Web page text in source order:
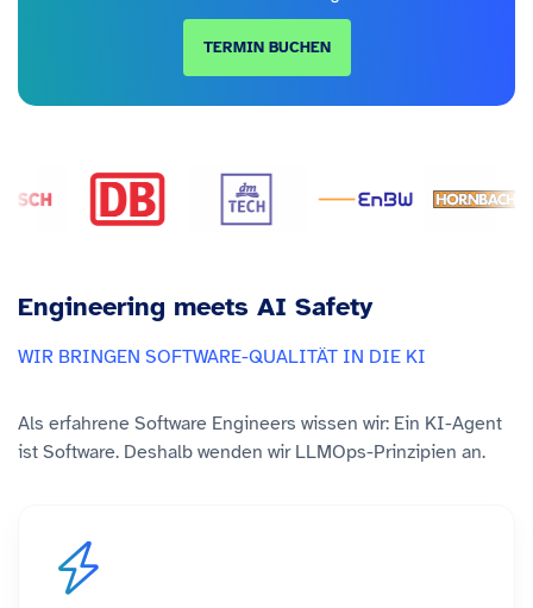
TERMIN BUCHEN
Engineering meets AI Safety
WIR BRINGEN SOFTWARE-QUALITÄT IN DIE KI
Als erfahrene Software Engineers wissen wir: Ein KI-Agent
ist Software. Deshalb wenden wir LLMOps-Prinzipien an.